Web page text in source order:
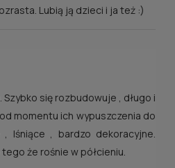
Lubią ją dzieci i ja też :)
Szybko się rozbudowuje , długo i
momentu ich wypuszczenia do
lśniące , bardzo dekoracyjne.
że rośnie w półcieniu.